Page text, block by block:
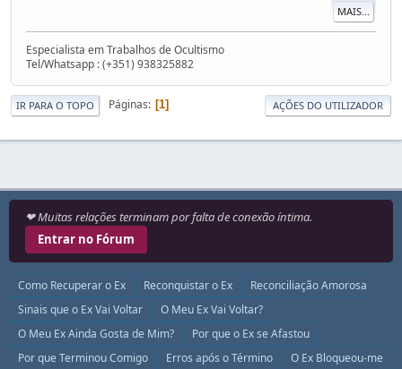
MAIS...
Especialista em Trabalhos de Ocultismo
Tel/Whatsapp : (+351) 938325882
IR PARA O TOPO Páginas 1 AÇÕES DO UTILIZADOR
❤ Muitas relações terminam por falta de conexão íntima.
Entrar no Fórum
Como Recuperar o Ex Reconquistar o Ex
Reconciliação Amorosa
Sinais que o Ex Vai Voltar
O Meu Ex Vai Voltar?
O Meu Ex Ainda Gosta de Mim?
Por que o Ex se Afastou
Por que Terminou Comigo
Erros após o Término O Ex Bloqueou-me